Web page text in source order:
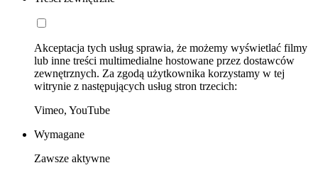
Akceptacja tych usług sprawia, że możemy wyświetlać filmy
lub inne treści multimedialne hostowane przez dostawców
zewnętrznych. Za zgodą użytkownika korzystamy w tej
witrynie z następujących usług stron trzecich:
Vimeo, YouTube
Wymagane
Zawsze aktywne